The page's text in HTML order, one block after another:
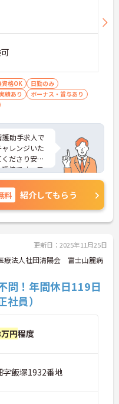
資格OK
日勤のみ
績あり
ボーナス・賞与あり
助手求人で
レンジいた
ださり安心
境です。日
整えやすく
休み、残業は
フバランス
のある方に
をお話しい
料 紹介してもらう
更新日：2025年11月25日
療法人社団清陽会 富士山麓病
問！年間休日119日
員）
円程度
字飯塚1932番地